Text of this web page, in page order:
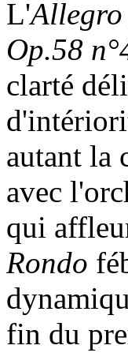
L'Allegro
Op.58
clarté
autant la
avec
qui
Rondo
fin du